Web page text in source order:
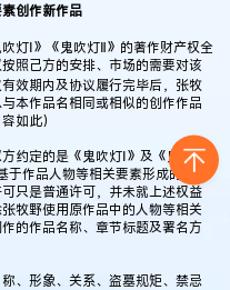
创作新作品
灯Ⅰ》《鬼吹灯Ⅱ》的著作财产权全
照己方的安排、市场的需要对该
效期内及协议履行完毕后，张牧
本作品名相同或相似的创作作品
如此）
约定的是《鬼吹灯Ⅰ》及《鬼吹灯
于作品人物等相关要素形成的权
只是普通许可，并未就上述权益
牧野使用原作品中的人物等相关
的作品名称、章节标题及署名方
、形象、关系、盗墓规矩、禁忌